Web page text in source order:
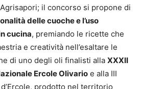
il concorso si propone di
delle cuoche e l’uso
cucina, premiando le ricette che
e creatività nell’esaltare le
di uno degli oli finalisti alla XXXII
Ercole Olivario e alla III
prodotto nel territorio